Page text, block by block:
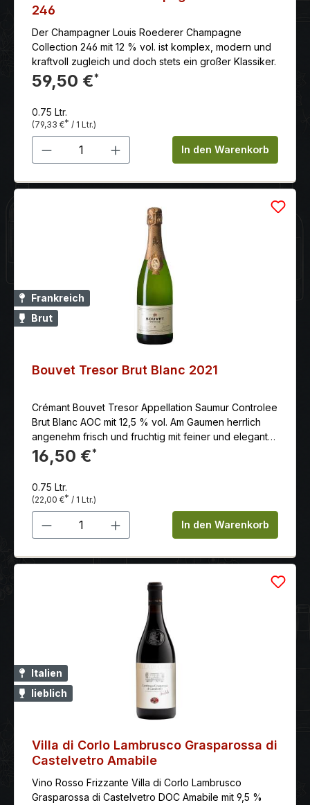
246
Der Champagner Louis Roederer Champagne
Collection 246 mit 12 % vol. ist komplex, modern und
kraftvoll zugleich und doch stets ein großer Klassiker.
59,50 €*
0.75 Ltr.
(79,33 €* / 1 Ltr.)
Produkt Anzahl: Gib denIn den Warenkorb
Frankreich
Brut
Bouvet Tresor Brut Blanc 2021
Crémant Bouvet Tresor Appellation Saumur Controlee
Brut Blanc AOC mit 12,5 % vol. Am Gaumen herrlich
angenehm frisch und fruchtig mit feiner und eleganter
Perlage. Feiner und frischer Abgang.
16,50 €*
0.75 Ltr.
(22,00 €* / 1 Ltr.)
Produkt Anzahl: Gib denIn den Warenkorb
Italien
lieblich
Villa di Corlo Lambrusco Grasparossa di
Castelvetro Amabile
Vino Rosso Frizzante Villa di Corlo Lambrusco
Grasparossa di Castelvetro DOC Amabile mit 9,5 %